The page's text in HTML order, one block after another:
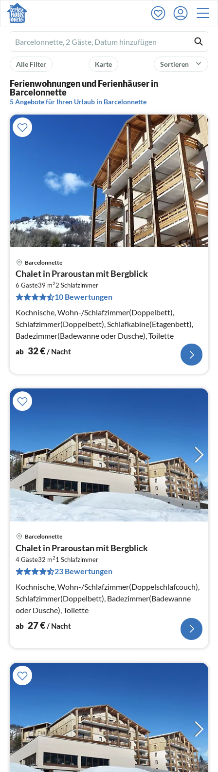
Ferienhausmiete
logo
Sortieren
Karte
Alle Filter
Ferienwohnungen und Ferienhäuser in
Barcelonnette
5 Angebote für Ihren Urlaub in Barcelonnette
Barcelonnette
Chalet in Praroustan mit Bergblick
6 Gäste39 m22 Schlafzimmer
10 Bewertungen
Kochnische, Wohn-/Schlafzimmer(Doppelbett),
Schlafzimmer(Doppelbett), Schlafkabine(Etagenbett),
Badezimmer(Badewanne oder Dusche), Toilette
ab 32€/ Nacht
Barcelonnette
Chalet in Praroustan mit Bergblick
4 Gäste32 m21 Schlafzimmer
23 Bewertungen
Kochnische, Wohn-/Schlafzimmer(Doppelschlafcouch),
Schlafzimmer(Doppelbett), Badezimmer(Badewanne
oder Dusche), Toilette
ab 27€/ Nacht